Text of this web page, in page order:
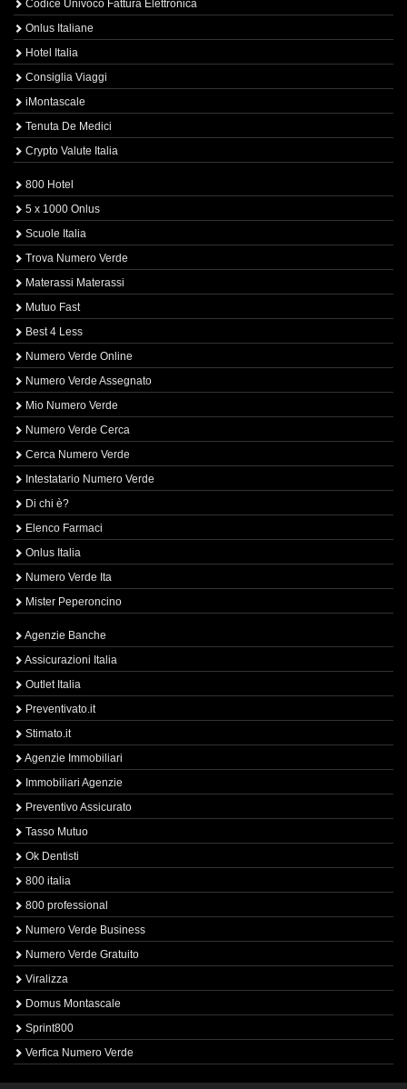
Codice Univoco Fattura Elettronica
Onlus Italiane
Hotel Italia
Consiglia Viaggi
iMontascale
Tenuta De Medici
Crypto Valute Italia
800 Hotel
5 x 1000 Onlus
Scuole Italia
Trova Numero Verde
Materassi Materassi
Mutuo Fast
Best 4 Less
Numero Verde Online
Numero Verde Assegnato
Mio Numero Verde
Numero Verde Cerca
Cerca Numero Verde
Intestatario Numero Verde
Di chi è?
Elenco Farmaci
Onlus Italia
Numero Verde Ita
Mister Peperoncino
Agenzie Banche
Assicurazioni Italia
Outlet Italia
Preventivato.it
Stimato.it
Agenzie Immobiliari
Immobiliari Agenzie
Preventivo Assicurato
Tasso Mutuo
Ok Dentisti
800 italia
800 professional
Numero Verde Business
Numero Verde Gratuito
Viralizza
Domus Montascale
Sprint800
Verfica Numero Verde